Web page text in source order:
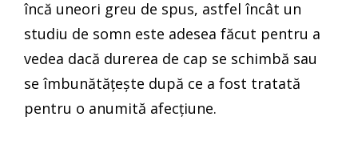
încă uneori greu de spus, astfel încât un
studiu de somn este adesea făcut pentru a
vedea dacă durerea de cap se schimbă sau
se îmbunătățește după ce a fost tratată
pentru o anumită afecțiune.